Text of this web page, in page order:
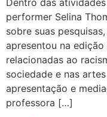
Dentro das
performer Selina
sobre suas
apresentou na
relacionadas ao
sociedade e nas
apresentação e
professora […]